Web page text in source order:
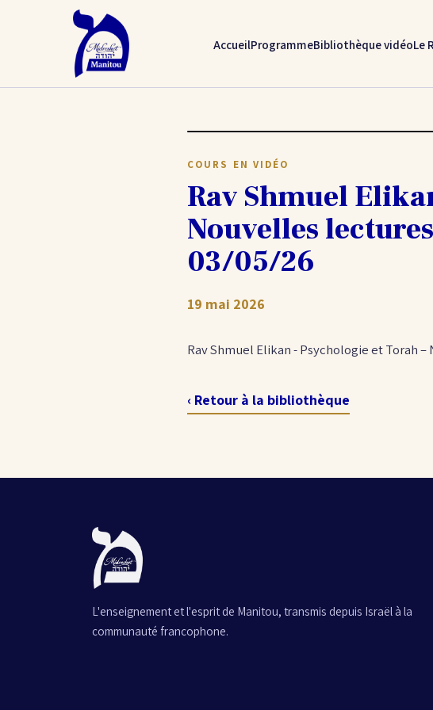
AccueilProgrammeBibliothèque vidéoLe
COURS EN VIDÉO
Rav Shmuel
Nouvelles
03/05/26
19 mai 2026
Rav Shmuel Elikan - Psychologie et Torah
‹ Retour à la bibliothèque
L'enseignement et l'esprit de Manitou, transmis depuis Israël à la
communauté francophone.